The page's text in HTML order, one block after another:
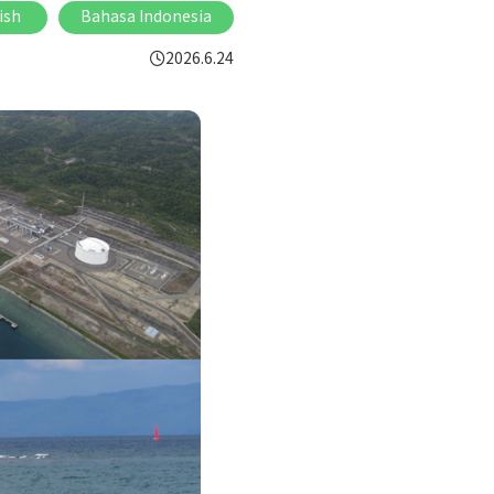
Bahasa Indonesia
2026.6.24